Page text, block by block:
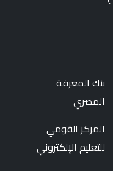
بنك المعرفة
المصري
المركز القومي
للتعليم الإلكتروني